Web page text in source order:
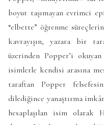
boyut taşımayan evrimci
“elbette” öğrenme
kavrayışın, yazara bir
üzerinden Popper’i
isimlerle kendisi arasına
taraftan Popper
dilediğince yanaştırma
hesaplaşılan isim olarak